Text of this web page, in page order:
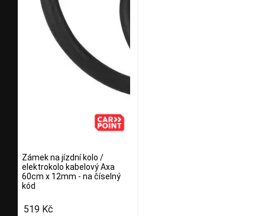
Zámek na jízdní kolo /
elektrokolo kabelový Axa
60cm x 12mm - na číselný
kód
519 Kč